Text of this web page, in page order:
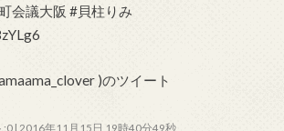
会議大阪 #貝柱りみ
)のツイート
:0 | 2016年11月15日 19時40分49秒